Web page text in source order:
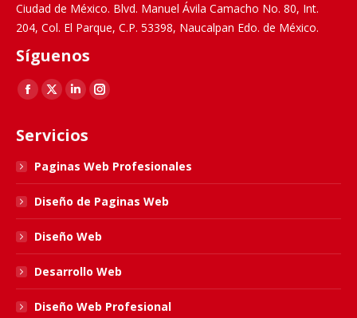
Ciudad de México. Blvd. Manuel Ávila Camacho No. 80, Int.
204, Col. El Parque, C.P. 53398, Naucalpan Edo. de México.
Síguenos
Find us on:
Facebook
opens
in
new
window
X
opens
in
new
window
Linkedin
opens
new
window
Instagram
in
new
window
Servicios
Paginas Web Profesionales
Diseño de Paginas Web
Diseño Web
Desarrollo Web
Diseño Web Profesional